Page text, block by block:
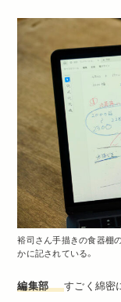
裕司さん手描きの食器棚
かに記されている。
編集部 すごく綿密